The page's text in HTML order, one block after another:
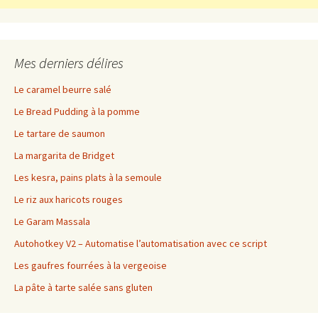
Mes derniers délires
Le caramel beurre salé
Le Bread Pudding à la pomme
Le tartare de saumon
La margarita de Bridget
Les kesra, pains plats à la semoule
Le riz aux haricots rouges
Le Garam Massala
Autohotkey V2 – Automatise l’automatisation avec ce script
Les gaufres fourrées à la vergeoise
La pâte à tarte salée sans gluten